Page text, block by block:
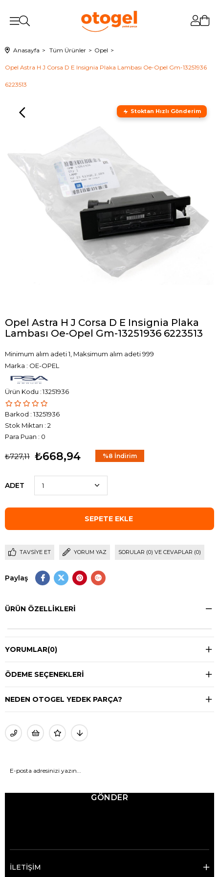
Anasayfa Tüm Ürünler Opel
Opel Astra H J Corsa D E Insignia Plaka Lambası Oe-Opel Gm-13251936
6223513
Stoktan Hızlı Gönderim
Opel Astra H J Corsa D E Insignia Plaka
Lambası Oe-Opel Gm-13251936 6223513
Minimum alım adeti 1, Maksimum alım adeti 999
Marka : OE-OPEL
13251936
Barkod : 13251936
Stok Miktarı : 2
Para Puan : 0
₺727,11 ₺668,94 %8 İndirim
ADET
TAVSIYE ET YORUM YAZ SORULAR (0) VE CEVAPLAR (0)
Paylaş
ÜRÜN ÖZELLIKLERI
YORUMLAR(0)
ÖDEME SEÇENEKLERI
NEDEN OTOGEL YEDEK PARÇA?
GÖNDER
İLETİŞİM